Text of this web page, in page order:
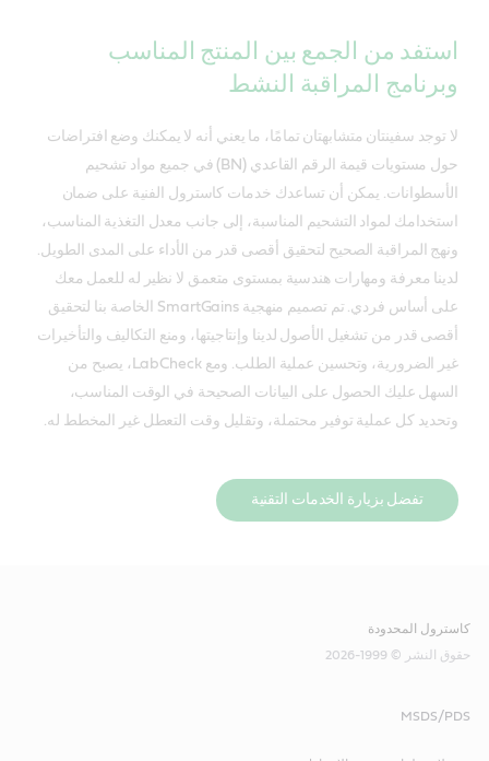
استفد من الجمع بين المنتج المناسب
وبرنامج المراقبة النشط
لا توجد سفينتان متشابهتان تمامًا، ما يعني أنه لا يمكنك وضع افتراضات
حول مستويات قيمة الرقم القاعدي (BN) في جميع مواد تشحيم
الأسطوانات. يمكن أن تساعدك خدمات كاسترول الفنية على ضمان
استخدامك لمواد التشحيم المناسبة، إلى جانب معدل التغذية المناسب،
ونهج المراقبة الصحيح لتحقيق أقصى قدر من الأداء على المدى الطويل.
لدينا معرفة ومهارات هندسية بمستوى متعمق لا نظير له للعمل معك
على أساس فردي. تم تصميم منهجية SmartGains الخاصة بنا لتحقيق
أقصى قدر من تشغيل الأصول لدينا وإنتاجيتها، ومنع التكاليف والتأخيرات
غير الضرورية، وتحسين عملية الطلب. ومع LabCheck، يصبح من
السهل عليك الحصول على البيانات الصحيحة في الوقت المناسب،
وتحديد كل عملية توفير محتملة، وتقليل وقت التعطل غير المخطط له.
تفضل بزيارة الخدمات التقنية
كاسترول المحدودة
حقوق النشر © 1999-2026
MSDS/PDS